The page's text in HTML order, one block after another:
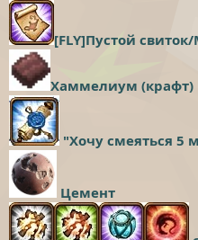
[FLY]Пустой
Хаммелиум (крафт)
"Хочу смеяться 5
Цемент